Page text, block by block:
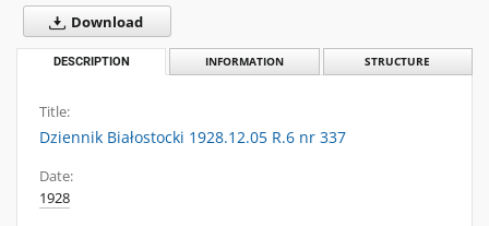
Download
DESCRIPTION INFORMATION STRUCTURE
Title:
Dziennik Białostocki 1928.12.05 R.6 nr 337
Date:
1928